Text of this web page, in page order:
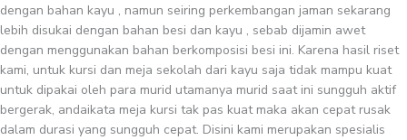
dengan bahan kayu , namun seiring perkembangan jaman sekarang
lebih disukai dengan bahan besi dan kayu , sebab dijamin awet
dengan menggunakan bahan berkomposisi besi ini. Karena hasil riset
kami, untuk kursi dan meja sekolah dari kayu saja tidak mampu kuat
untuk dipakai oleh para murid utamanya murid saat ini sungguh aktif
bergerak, andaikata meja kursi tak pas kuat maka akan cepat rusak
dalam durasi yang sungguh cepat. Disini kami merupakan spesialis